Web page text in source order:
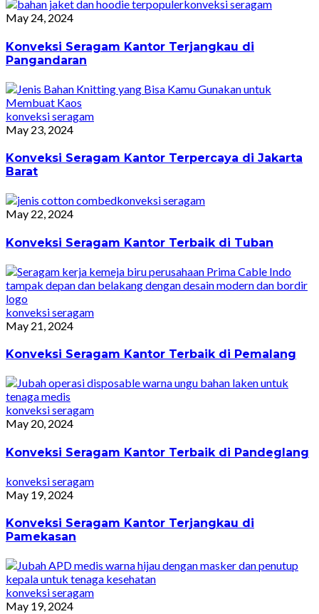
konveksi seragam
May 24, 2024
Konveksi Seragam Kantor Terjangkau di
Pangandaran
konveksi seragam
May 23, 2024
Konveksi Seragam Kantor Terpercaya di Jakarta
Barat
konveksi seragam
May 22, 2024
Konveksi Seragam Kantor Terbaik di Tuban
konveksi seragam
May 21, 2024
Konveksi Seragam Kantor Terbaik di Pemalang
konveksi seragam
May 20, 2024
Konveksi Seragam Kantor Terbaik di Pandeglang
konveksi seragam
May 19, 2024
Konveksi Seragam Kantor Terjangkau di
Pamekasan
konveksi seragam
May 19, 2024